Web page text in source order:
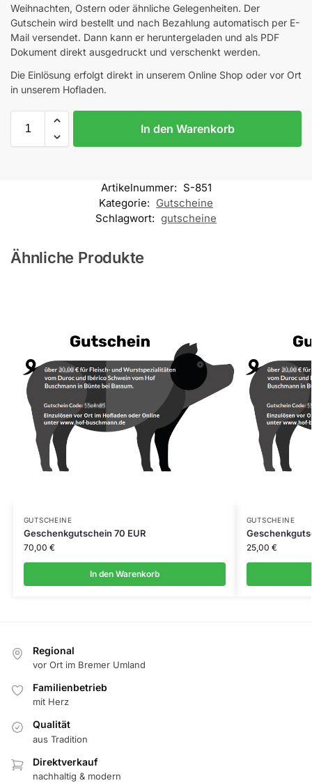
Weihnachten, Ostern oder ähnliche Gelegenheiten. Der
Gutschein wird bestellt und nach Bezahlung automatisch per E-
Mail versendet. Dann kann er heruntergeladen und als PDF
Dokument direkt ausgedruckt und verschenkt werden.
Die Einlösung erfolgt direkt in unserem Online Shop oder vor Ort
in unserem Hofladen.
In den Warenkorb
Artikelnummer: S-851
Kategorie: Gutscheine
Schlagwort: gutscheine
Ähnliche Produkte
GUTSCHEINE
Geschenkgutschein 70 EUR
70,00 €
In den Warenkorb
GUTSCHEINE
25,00 €
Regional
vor Ort im Bremer Umland
Familienbetrieb
mit Herz
Qualität
aus Tradition
Direktverkauf
nachhaltig & modern